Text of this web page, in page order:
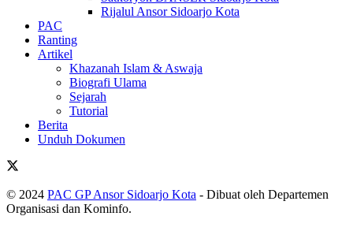
Rijalul Ansor Sidoarjo Kota
PAC
Ranting
Artikel
Khazanah Islam & Aswaja
Biografi Ulama
Sejarah
Tutorial
Berita
Unduh Dokumen
© 2024 PAC GP Ansor Sidoarjo Kota - Dibuat oleh Departemen
Organisasi dan Kominfo.